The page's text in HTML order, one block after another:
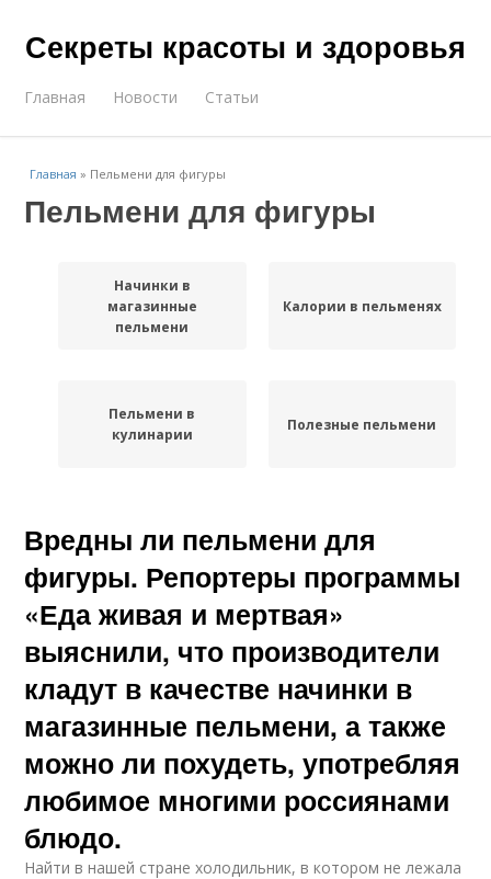
Секреты красоты и здоровья
Главная Новости Статьи
Главная » Пельмени для фигуры
Пельмени для фигуры
Начинки в
магазинные
пельмени
Калории в пельменях
Пельмени в
кулинарии
Полезные пельмени
Вредны ли пельмени для
фигуры. Репортеры программы
«Еда живая и мертвая»
выяснили, что производители
кладут в качестве начинки в
магазинные пельмени, а также
можно ли похудеть, употребляя
любимое многими россиянами
блюдо.
Найти в нашей стране холодильник, в котором не лежала